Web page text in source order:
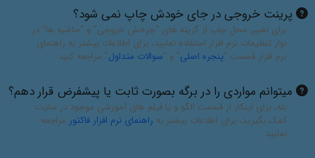
پرینت خروجی در جای خودش چاپ نمی شود؟
برای تغییر محل چاپ از گزینه های "چرخش خروجی" و "حاشیه ها" در
نوار تنظیمات نرم افزار استفاده نمایید، برای اطلاعات بیشتر به راهنمای
نرم افزار قسمت "پنجره اصلی" و "سوالات متداول" مراجعه کنید
میتوانم مواردی را در برگه بصورت ثابت یا پیشفرض قرار دهم؟
بله، برای اینکار از قسمت الگو و یا فیلم های آموزشی موجود در سایت
کمک بگیرید، برای اطلاعات بیشتر به راهنمای نرم افزار فاکتور مراجعه
نمایید